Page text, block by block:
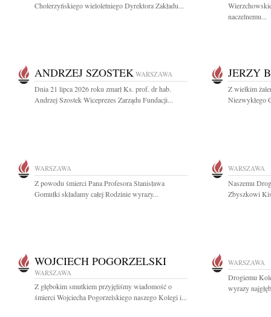
Cholerzyńskiego wieloletniego Dyrektora Zakładu...
naczelnemu...
ANDRZEJ SZOSTEK WARSZAWA
Dnia 21 lipca 2026 roku zmarł Ks. prof. dr hab.
Andrzej Szostek Wiceprezes Zarządu Fundacji...
JERZY
Z wielkim
Niezwykłego
WARSZAWA
Z powodu śmierci Pana Profesora Stanisława
Gomułki składamy całej Rodzinie wyrazy...
WARSZAWA
Naszemu
Zbyszkowi
WOJCIECH POGORZELSKI
WARSZAWA
Z głębokim smutkiem przyjęliśmy wiadomość o
śmierci Wojciecha Pogorzelskiego naszego Kolegi i...
WARSZAWA
Drogiemu
wyrazy